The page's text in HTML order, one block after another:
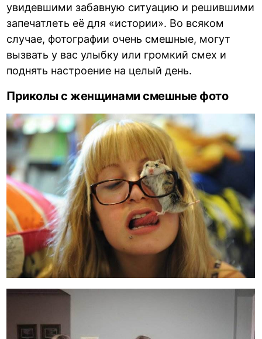
увидевшими забавную ситуацию и решившими
запечатлеть её для «истории». Во всяком
случае, фотографии очень смешные, могут
вызвать у вас улыбку или громкий смех и
поднять настроение на целый день.
Приколы с женщинами смешные фото